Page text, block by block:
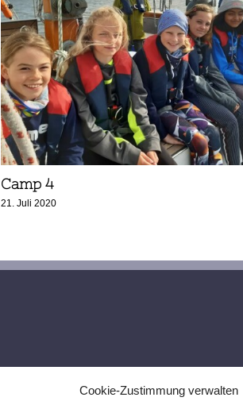
Cookie-Zustimmung verwalten
Camp 4
21. Juli 2020